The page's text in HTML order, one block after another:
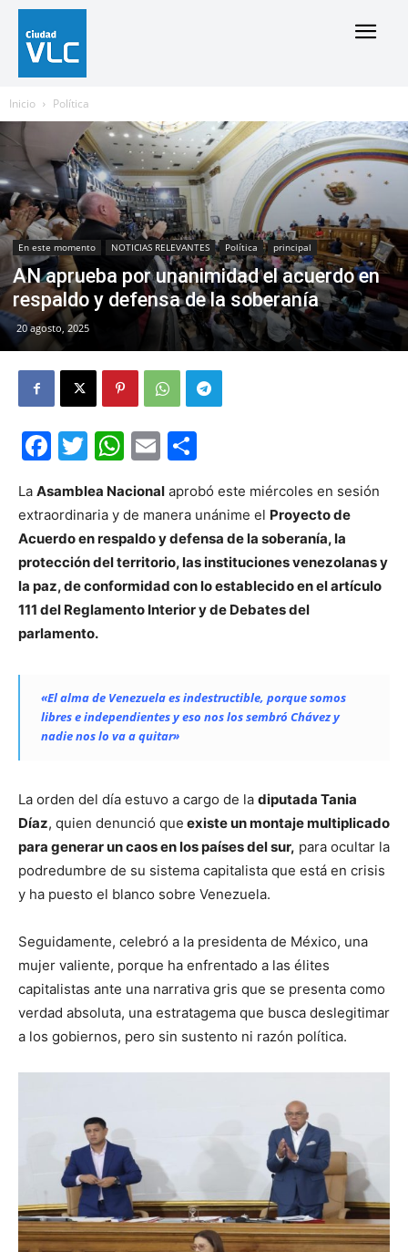
Inicio Política
En este momento NOTICIAS RELEVANTES Política principal
AN aprueba por unanimidad el acuerdo en
respaldo y defensa de la soberanía
20 agosto, 2025
Facebook
Twitter
WhatsApp
Email
La Asamblea Nacional aprobó este miércoles en sesión
extraordinaria y de manera unánime el Proyecto de
Acuerdo en respaldo y defensa de la soberanía, la
protección del territorio, las instituciones venezolanas y
la paz, de conformidad con lo establecido en el artículo
111 del Reglamento Interior y de Debates del
parlamento.
«El alma de Venezuela es indestructible, porque somos
libres e independientes y eso nos los sembró Chávez y
nadie nos lo va a quitar»
La orden del día estuvo a cargo de la diputada Tania
Díaz, quien denunció que existe un montaje multiplicado
para generar un caos en los países del sur, para ocultar la
podredumbre de su sistema capitalista que está en crisis
y ha puesto el blanco sobre Venezuela.
Seguidamente, celebró a la presidenta de México, una
mujer valiente, porque ha enfrentado a las élites
capitalistas ante una narrativa gris que se presenta como
verdad absoluta, una estratagema que busca deslegitimar
a los gobiernos, pero sin sustento ni razón política.